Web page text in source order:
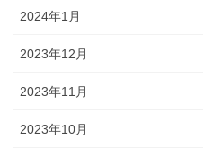
2024年1月
2023年12月
2023年11月
2023年10月